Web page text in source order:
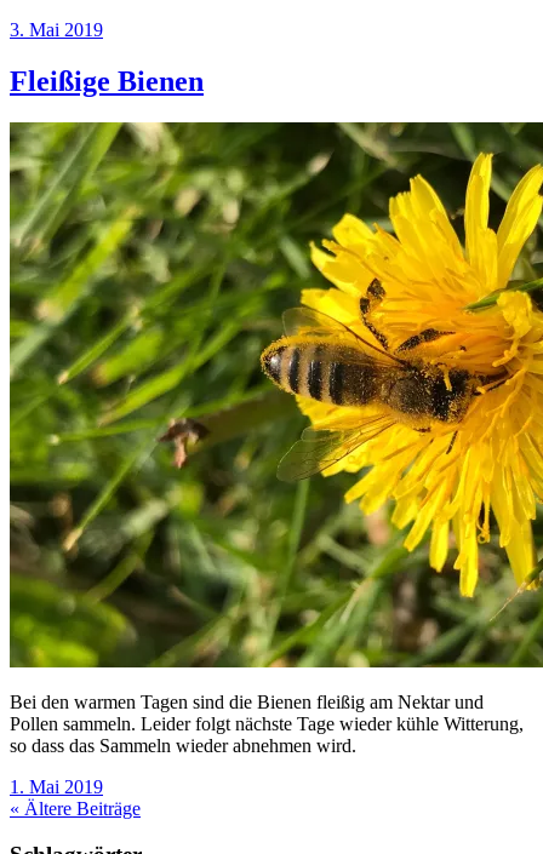
3. Mai 2019
Fleißige Bienen
Bei den warmen Tagen sind die Bienen fleißig am Nektar und
Pollen sammeln. Leider folgt nächste Tage wieder kühle Witterung,
so dass das Sammeln wieder abnehmen wird.
1. Mai 2019
« Ältere Beiträge